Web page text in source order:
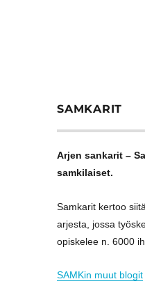
SAMKARIT
Arjen sankarit –
samkilaiset.
Samkarit kertoo
arjesta, jossa
opiskelee n. 6000
SAMKin muut blogit